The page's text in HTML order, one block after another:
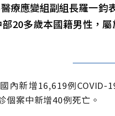
療應變組副組長羅一鈞
20多歲本國籍男性，
內新增16,619例COVID-
個案中新增40例死亡。